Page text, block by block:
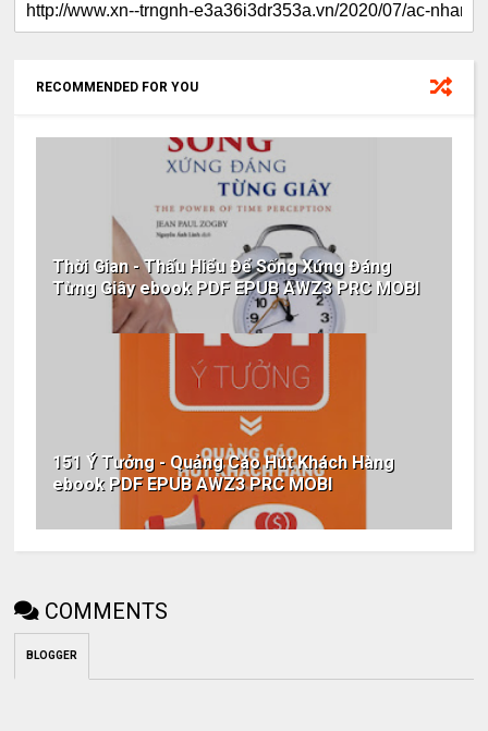
RECOMMENDED FOR YOU
Thời Gian - Thấu Hiểu Để Sống Xứng Đáng
Từng Giây ebook PDF EPUB AWZ3 PRC MOBI
151 Ý Tưởng - Quảng Cáo Hút Khách Hàng
ebook PDF EPUB AWZ3 PRC MOBI
COMMENTS
BLOGGER